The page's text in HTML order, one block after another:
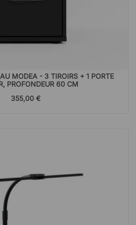
MODEA - 3 TIROIRS + 1 PORTE
PROFONDEUR 60 CM
355,00 €